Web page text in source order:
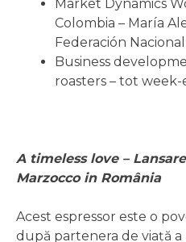
Market Dynamics
Colombia – María
Federación
Business
roasters – tot week-
A timeless love –
Marzocco in România
Acest espressor este o
după partenera de viață a